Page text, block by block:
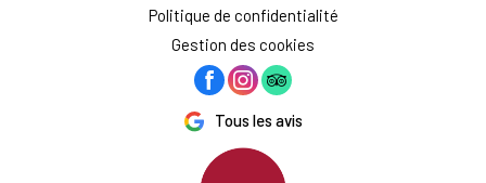
Politique de confidentialité
Gestion des cookies
Tous les avis